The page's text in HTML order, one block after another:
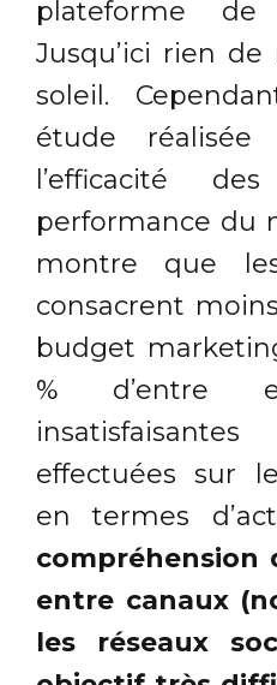
plateforme de
Jusqu’ici rien
soleil.
étude réalisée
l’efficacité
performance du
montre que
consacrent
budget
% d’entre
effectuées sur
en termes
compréhension
entre canaux
les réseaux